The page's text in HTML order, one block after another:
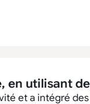
en utilisant
et a intégré